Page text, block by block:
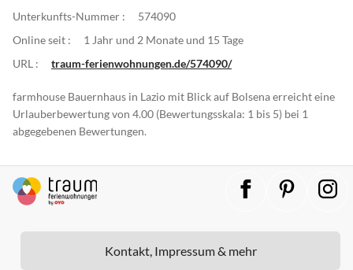
Unterkunfts-Nummer :
574090
Online seit :
1 Jahr und 2 Monate und 15 Tage
URL :
traum-ferienwohnungen.de/574090/
farmhouse Bauernhaus in Lazio mit Blick auf Bolsena erreicht eine
Urlauberbewertung von 4.00 (Bewertungsskala: 1 bis 5) bei 1
abgegebenen Bewertungen.
Kontakt, Impressum & mehr